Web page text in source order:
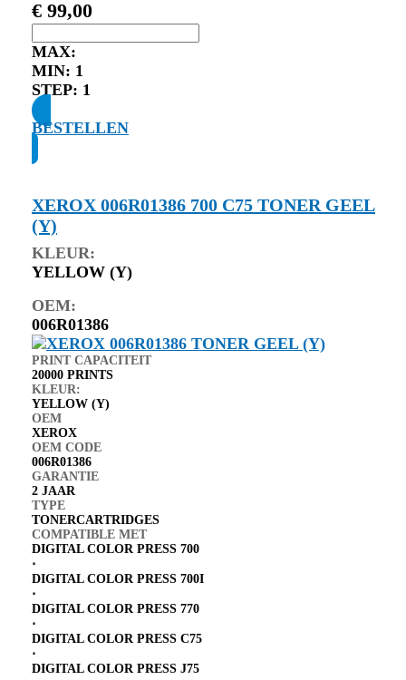
€ 99,00
MAX:
MIN: 1
STEP: 1
BESTELLEN
XEROX 006R01386 700 C75 TONER GEEL
(Y)
KLEUR:
YELLOW (Y)
OEM:
006R01386
PRINT CAPACITEIT
20000 PRINTS
KLEUR:
YELLOW (Y)
OEM
XEROX
OEM CODE
006R01386
GARANTIE
2 JAAR
TYPE
TONERCARTRIDGES
COMPATIBLE MET
DIGITAL COLOR PRESS 700
⋅
DIGITAL COLOR PRESS 700I
⋅
DIGITAL COLOR PRESS 770
⋅
DIGITAL COLOR PRESS C75
⋅
DIGITAL COLOR PRESS J75